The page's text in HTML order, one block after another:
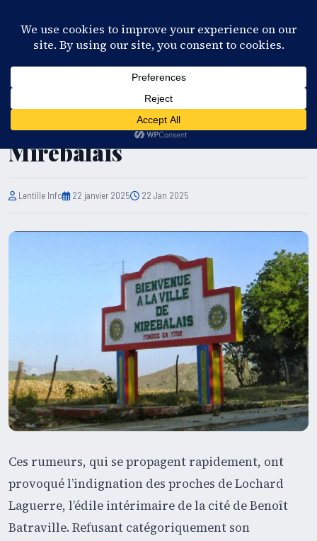
Une matinée de tension à
Mirebalais
Lentille Info 22 janvier 2025 22 Jan 2025
Ces rumeurs, qui se propagent rapidement, ont
provoqué l’indignation des proches de Lochard
Laguerre, l’édile intérimaire de la cité de Benoît
Batraville. Refusant catégoriquement son